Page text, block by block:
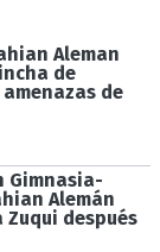
Aleman
de
de
Gimnasia-
Alemán
después